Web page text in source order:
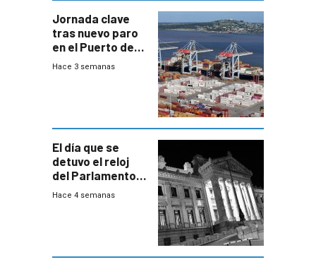
Jornada clave
tras nuevo paro
en el Puerto de
Montevideo
Hace 3 semanas
El día que se
detuvo el reloj
del Parlamento
para negociar
Hace 4 semanas